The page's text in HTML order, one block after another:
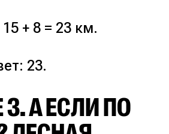
+ 8 = 23 км.
23.
А ЕСЛИ ПО